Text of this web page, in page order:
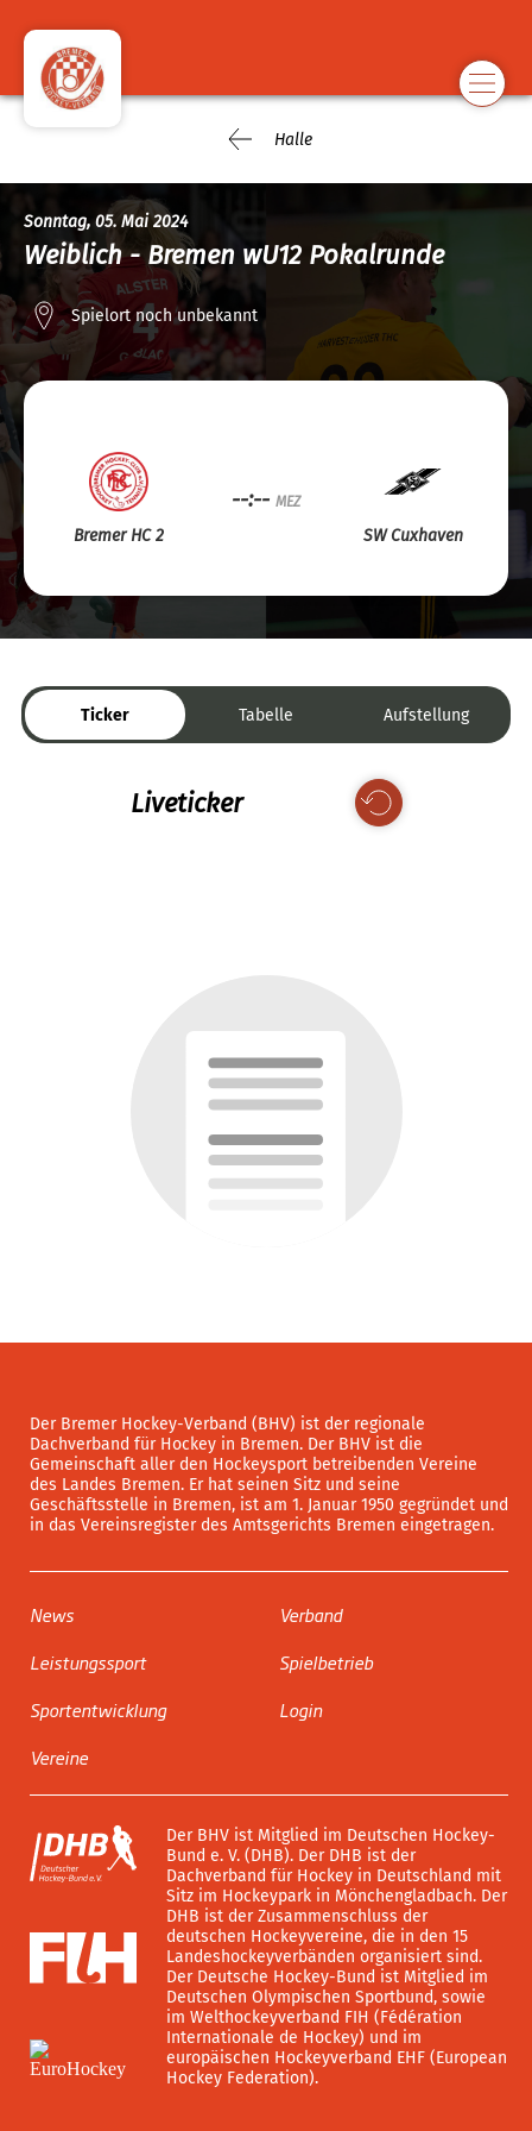
Halle
Sonntag, 05. Mai 2024
Weiblich - Bremen wU12 Pokalrunde
Spielort noch unbekannt
Bremer HC 2
--:-- MEZ
SW Cuxhaven
Ticker Tabelle Aufstellung
Liveticker
Der Bremer Hockey-Verband (BHV) ist der regionale
Dachverband für Hockey in Bremen. Der BHV ist die
Gemeinschaft aller den Hockeysport betreibenden Vereine
des Landes Bremen. Er hat seinen Sitz und seine
Geschäftsstelle in Bremen, ist am 1. Januar 1950 gegründet und
in das Vereinsregister des Amtsgerichts Bremen eingetragen.
News
Leistungssport
Sportentwicklung
Vereine
Verband
Spielbetrieb
Login
Der BHV ist Mitglied im Deutschen Hockey-
Bund e. V. (DHB). Der DHB ist der
Dachverband für Hockey in Deutschland mit
Sitz im Hockeypark in Mönchengladbach. Der
DHB ist der Zusammenschluss der
deutschen Hockeyvereine, die in den 15
Landeshockeyverbänden organisiert sind.
Der Deutsche Hockey-Bund ist Mitglied im
Deutschen Olympischen Sportbund, sowie
im Welthockeyverband FIH (Fédération
Internationale de Hockey) und im
europäischen Hockeyverband EHF (European
Hockey Federation).